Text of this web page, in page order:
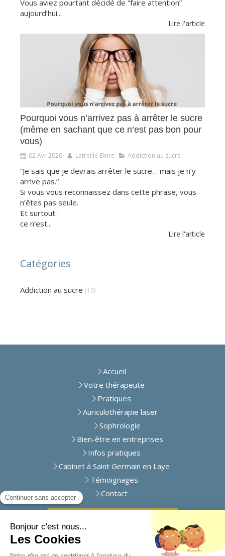
Vous aviez pourtant décidé de “faire attention”
aujourd’hui...
Lire l'article
Pourquoi vous n’arrivez pas à arrêter le sucre
(même en sachant que ce n’est pas bon pour
vous)
02 Avr 2026 Latreille Elvire Addiction au sucre
“Je sais que je devrais arrêter le sucre… mais je n’y
arrive pas.”
Si vous vous reconnaissez dans cette phrase, vous
n’êtes pas seule.
Et surtout :
ce n’est...
Lire l'article
Catégories
Addiction au sucre (10)
Accueil
Votre thérapeute
Pratiques
Auriculothérapie laser
Sophrologie
Bien-être en entreprises
Infos pratiques
Cabinet à Saint Germain en Laye
Témoignages
Contact
©2024 Elvire Latreille - Sophrologue